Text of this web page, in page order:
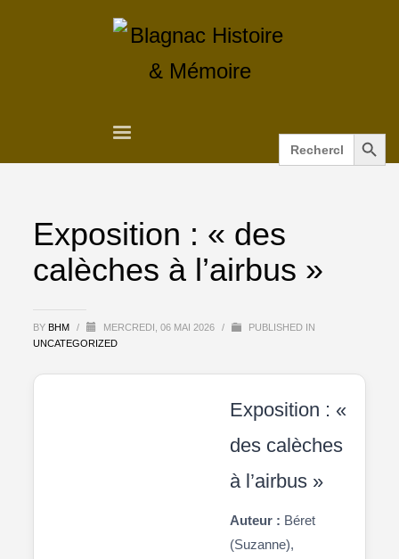
Search
for:
Search Button
Exposition : « des
calèches à l’airbus »
BY BHM / MERCREDI, 06 MAI 2026 /
PUBLISHED IN
UNCATEGORIZED
Exposition : «
des calèches
à l’airbus »
Auteur : Béret
(Suzanne),